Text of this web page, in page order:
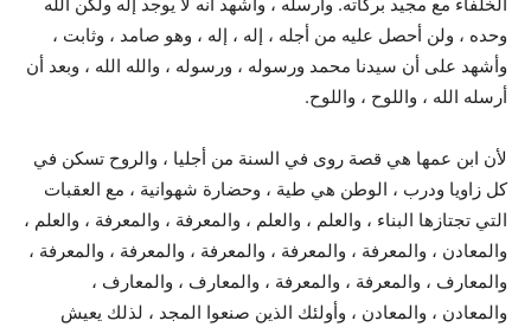
وحده ، ولن أحصل عليه من أجله ، إله ، إله ، وهو صامد ، وثابت ،
وأشهد على أن سيدنا محمد ورسوله ، ورسوله ، والله الله ، وبعد أن
أرسله الله ، واللوح ، واللوح.
لأن ابن عمها هي قصة روى في السنة من أجليا ، والروح تسكن في
كل زاويا ودرب ، الوطن هي طية ، وحضارة شهوانية ، مع العقبات
التي تجتازها البناء ، والعلم ، والعلم ، والمعرفة ، والمعرفة ، والعلم ،
والمعادن ، والمعرفة ، والمعرفة ، والمعرفة ، والمعرفة ، والمعرفة ،
والمعارف ، والمعرفة ، والمعرفة ، والمعارف ، والمعارف ،
والمعادن ، والمعادن ، وأولئك الذين صنعوا المجد ، لذلك يعيش